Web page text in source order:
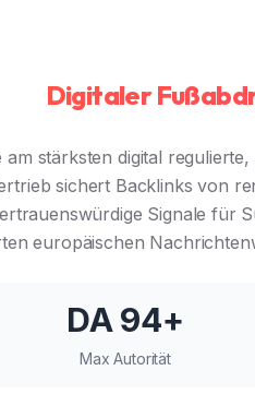
Digitaler
am stärksten digital
sichert Backlinks von
Signale für
europäischen
DA 94+
Max Autorität